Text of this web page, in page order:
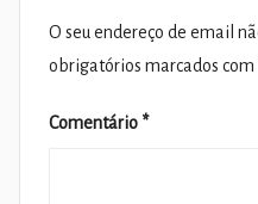
O seu endereço de email
obrigatórios marcados com
Comentário *